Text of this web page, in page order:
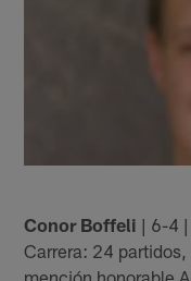
Conor Boffeli | 6-4
Carrera: 24